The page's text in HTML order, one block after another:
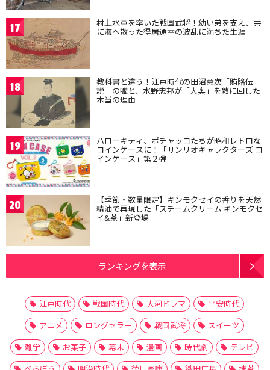
17 村上水軍を率いた戦国武将！幼い弟を支え、共
に海へ散った得居通幸の波乱に満ちた生涯
18 教科書と違う！江戸時代の田沼意次「賄賂伝
説」の嘘と、水野忠邦が「大奥」を敵に回した
本当の理由
19 ハローキティ、ポチャッコたちが昭和レトロな
コインケースに！「サンリオキャラクターズ コ
インケース」第２弾
20 【季節・数量限定】キンモクセイの香りを天然
精油で再現した「スチームクリーム キンモクセ
イ&茶」新登場
ランキングを表示
江戸時代 戦国時代 大河ドラマ
平安時代
アニメ
ロングセラー 戦国武将
スイーツ
雑学
お菓子 幕末 漫画 時代劇
テレビ